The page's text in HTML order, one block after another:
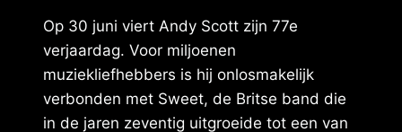
Op 30 juni viert Andy Scott zijn 77e
verjaardag. Voor miljoenen
muziekliefhebbers is hij onlosmakelijk
verbonden met Sweet, de Britse band die
in de jaren zeventig uitgroeide tot een van